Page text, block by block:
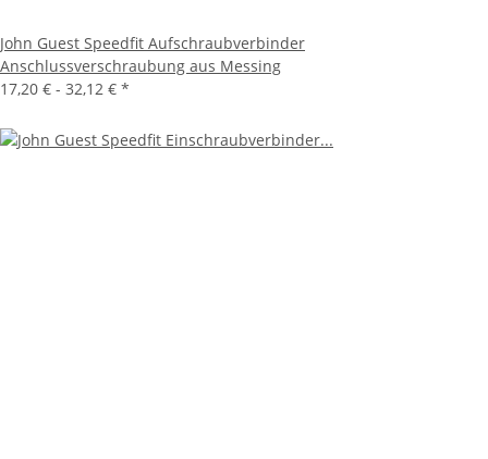
John Guest Speedfit Aufschraubverbinder
Anschlussverschraubung aus Messing
17,20 € - 32,12 € *